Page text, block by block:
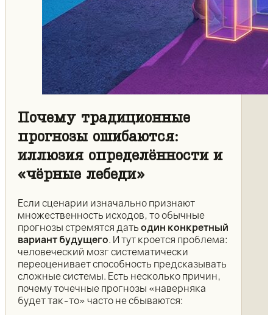
Почему традиционные
прогнозы ошибаются:
иллюзия определённости и
«чёрные лебеди»
Если сценарии изначально признают
множественность исходов, то обычные
прогнозы стремятся дать один конкретный
вариант будущего. И тут кроется проблема:
человеческий мозг систематически
переоценивает способность предсказывать
сложные системы. Есть несколько причин,
почему точечные прогнозы «наверняка
будет так-то» часто не сбываются: